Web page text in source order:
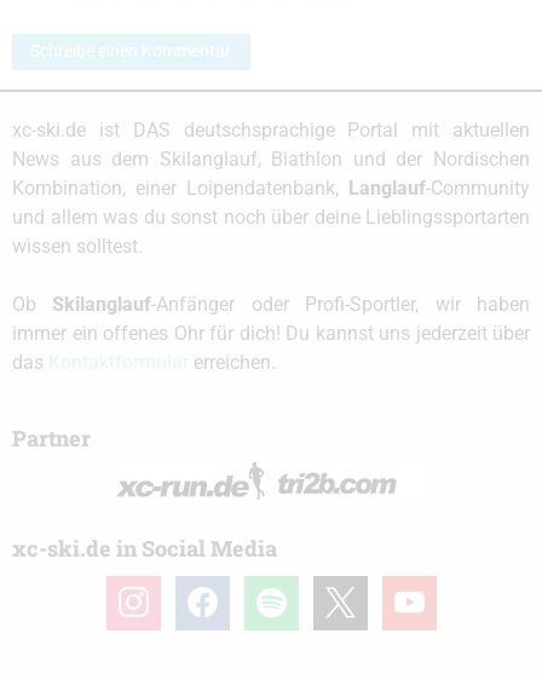
Schreibe einen Kommentar
xc-ski.de ist DAS deutschsprachige Portal mit aktuellen
News aus dem Skilanglauf, Biathlon und der Nordischen
Kombination, einer Loipendatenbank, Langlauf-Community
und allem was du sonst noch über deine Lieblingssportarten
wissen solltest.
Ob Skilanglauf-Anfänger oder Profi-Sportler, wir haben
immer ein offenes Ohr für dich! Du kannst uns jederzeit über
das
erreichen.
Partner
xc-ski.de in Social Media
instagramfacebook spotify youtube